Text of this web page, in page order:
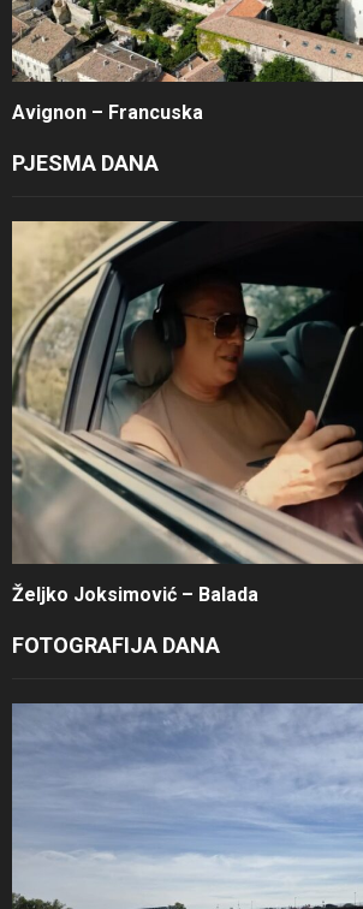
Avignon – Francuska
PJESMA DANA
Željko Joksimović – Balada
FOTOGRAFIJA DANA